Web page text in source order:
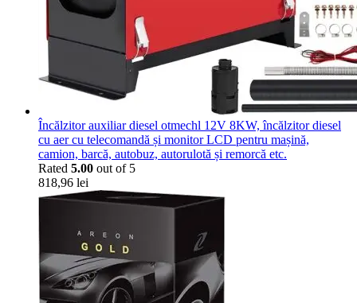
Încălzitor auxiliar diesel otmechl 12V 8KW, încălzitor diesel
cu aer cu telecomandă și monitor LCD pentru mașină,
camion, barcă, autobuz, autorulotă și remorcă etc.
Rated 5.00 out of 5
818,96 lei